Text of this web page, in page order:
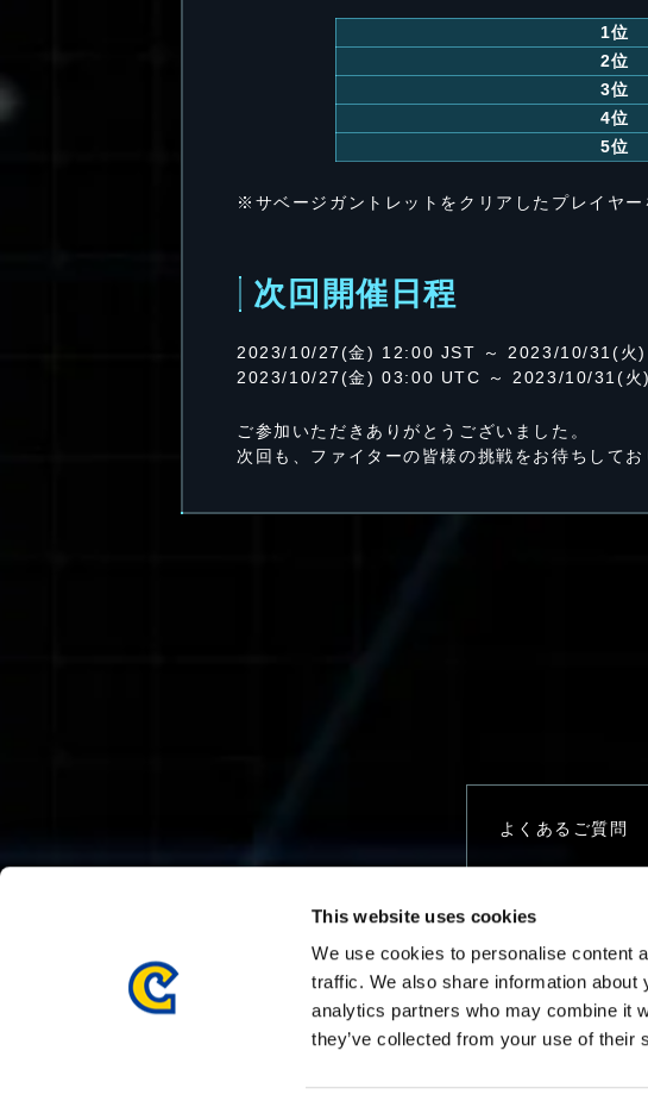
This website uses cookies
We use cookies to personalise content
traffic. We also share information
analytics partners who may combine it
they’ve collected from your use of their
1位
2位
3位
4位
5位
※サベージガントレットをクリアしたプレイヤー
次回開催日程
2023/10/27(金) 12:00 JST ～ 2023/10/31(火
2023/10/27(金) 03:00 UTC ～ 2023/10/31(
ご参加いただきありがとうございました。
次回も、ファイターの皆様の挑戦をお待ちしてお
よくあるご質問